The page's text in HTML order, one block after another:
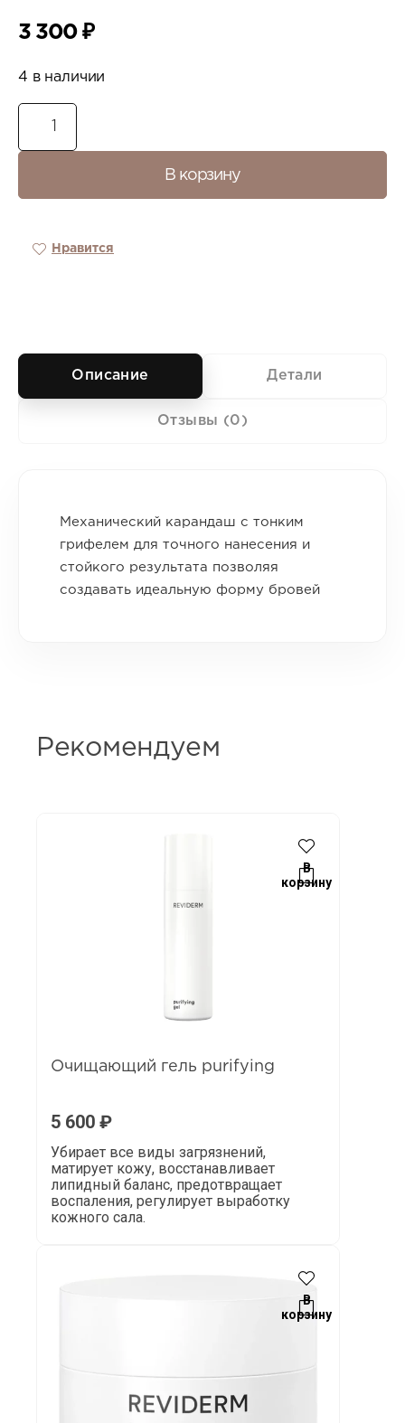
3 300₽
4 в наличии
В корзину
Нравится
Описание Детали
Отзывы (0)
Механический карандаш с тонким
грифелем для точного нанесения и
стойкого результата позволяя
создавать идеальную форму бровей
Рекомендуем
В
корзину
Очищающий гель purifying
5 600 ₽
Убирает все виды загрязнений,
матирует кожу, восстанавливает
липидный баланс, предотвращает
воспаления, регулирует выработку
кожного сала.
В
корзину